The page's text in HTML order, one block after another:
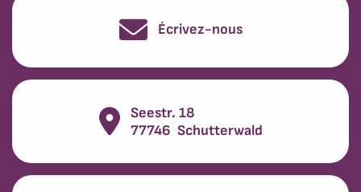
Écrivez-nous
Seestr. 18
77746 Schutterwald